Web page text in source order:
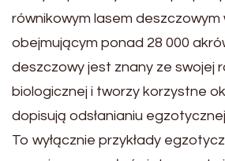
równikowym lasem
obejmującym ponad 28 000
deszczowy jest znany ze swojej
biologicznej i tworzy korzystne
dopisują odsłanianiu
To wyłącznie przykłady